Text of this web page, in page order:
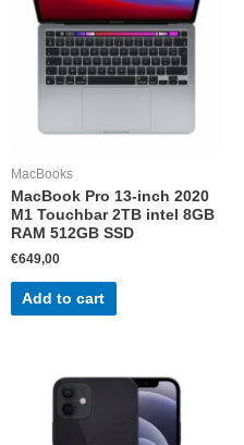
MacBooks
MacBook Pro 13-inch 2020
M1 Touchbar 2TB intel 8GB
RAM 512GB SSD
€649,00
Add to cart